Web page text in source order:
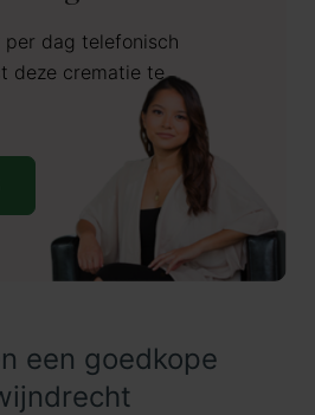
dag telefonisch
deze crematie te
een goedkope